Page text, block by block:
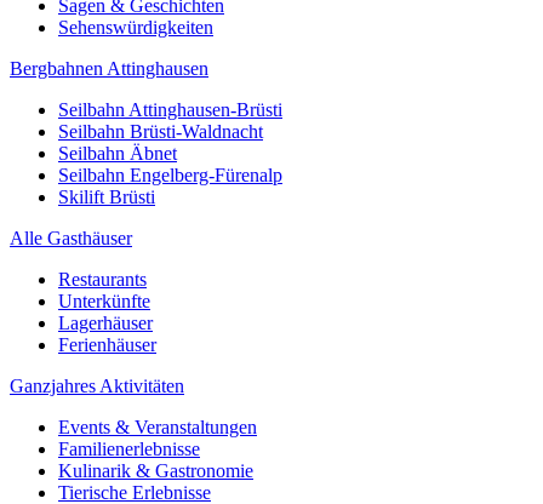
Sagen & Geschichten
Sehenswürdigkeiten
Bergbahnen Attinghausen
Seilbahn Attinghausen-Brüsti
Seilbahn Brüsti-Waldnacht
Seilbahn Äbnet
Seilbahn Engelberg-Fürenalp
Skilift Brüsti
Alle Gasthäuser
Restaurants
Unterkünfte
Lagerhäuser
Ferienhäuser
Ganzjahres Aktivitäten
Events & Veranstaltungen
Familienerlebnisse
Kulinarik & Gastronomie
Tierische Erlebnisse